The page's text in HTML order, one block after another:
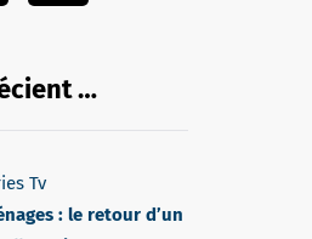
…
Tv
: le retour d’un